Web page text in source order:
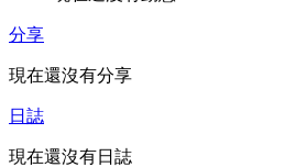
分享
現在還沒有分享
日誌
現在還沒有日誌